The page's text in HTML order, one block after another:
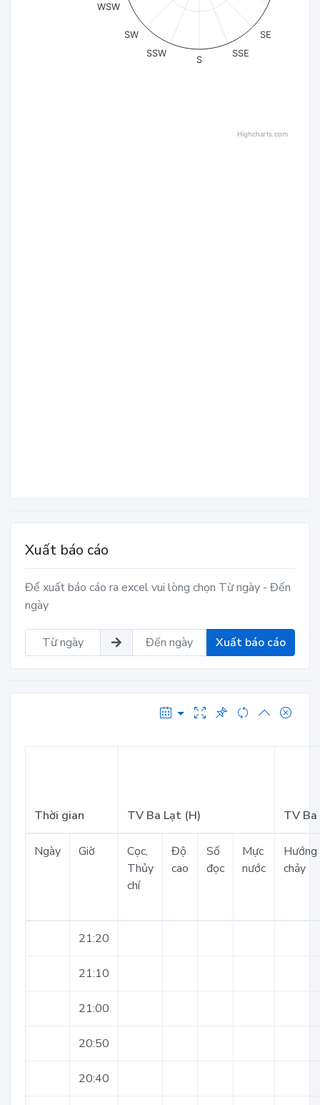
SE
SSE
S
SSW
SW
WSW
Highcharts.com
Xuất báo cáo
Để xuất báo cáo ra excel vui lòng chọn Từ ngày - Đến
ngày
Xuất báo cáo
Thời gian TV Ba Lạt (H) TV
Ngày Giờ
Cọc,
Thủy
chí
Độ
cao
Số
đọc
Mực
nước
Hướng
chảy
21:20
21:10
21:00
20:50
20:40